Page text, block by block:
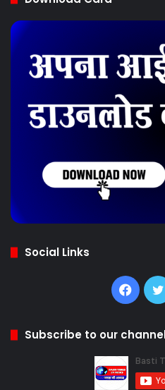
Download Card
Social Links
Subscribe to our